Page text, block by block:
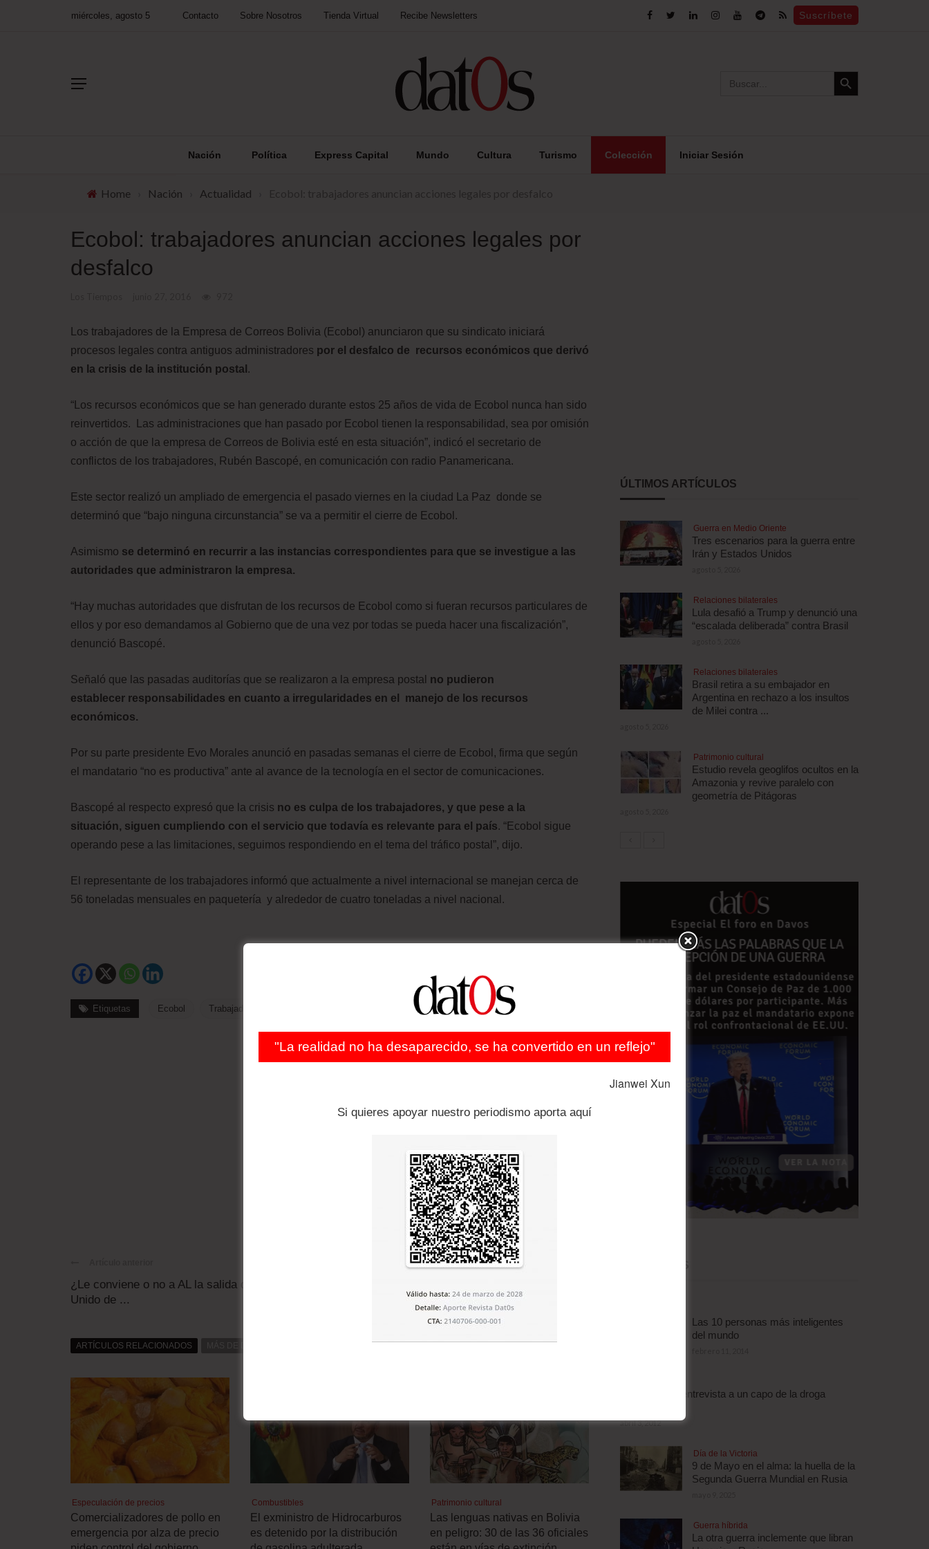
miércoles, agosto 5 Contacto Sobre Nosotros Tienda Virtual Recibe Newsletters Suscríbete
for:
Search Button
Nación Política Express Capital Mundo Cultura Turismo Colección Iniciar Sesión
Home Nación Actualidad
Ecobol: trabajadores anuncian acciones legales por
desfalco
Los trabajadores de la Empresa de Correos Bolivia (Ecobol) anunciaron que su sindicato iniciará
procesos legales contra antiguos administradores por el desfalco de recursos económicos que derivó
en la crisis de la institución postal .
“Los recursos económicos que se han generado durante estos 25 años de vida de Ecobol nunca han sido
reinvertidos. Las administraciones que han pasado por Ecobol tienen la responsabilidad, sea por omisión
o acción de que la empresa de Correos de Bolivia esté en esta situación”, indicó el secretario de
conflictos de los trabajadores, Rubén Bascopé, en comunicación con radio Panamericana.
Este sector realizó un ampliado de emergencia el pasado viernes en la ciudad La Paz donde se
determinó que “bajo ninguna circunstancia” se va a permitir el cierre de Ecobol.
Asimismo se determinó en recurrir a las instancias correspondientes para que se investigue a las
autoridades que administraron la empresa.
“Hay muchas autoridades que disfrutan de los recursos de Ecobol como si fueran recursos particulares de
ellos y por eso demandamos al Gobierno que de una vez por todas se pueda hacer una fiscalización”,
denunció Bascopé.
Señaló que las pasadas auditorías que se realizaron a la empresa postal no pudieron
establecer responsabilidades en cuanto a irregularidades en el manejo de los recursos
económicos.
Por su parte presidente Evo Morales anunció en pasadas semanas el cierre de Ecobol, firma que según
el mandatario “no es productiva” ante al avance de la tecnología en el sector de comunicaciones.
Bascopé al respecto expresó que la crisis no es culpa de los trabajadores, y que pese a la
situación, siguen cumpliendo con el servicio que todavía es relevante para el país. “Ecobol sigue
operando pese a las limitaciones, seguimos respondiendo en el tema del tráfico postal”, dijo.
El representante de los trabajadores informó que actualmente a nivel internacional se manejan cerca de
56 toneladas mensuales en paquetería y alrededor de cuatro toneladas a nivel nacional.
Etiquetas Ecobol Trabajadores
¿Le conviene o no a AL la salida del Reino
Unido de ...
Artículo siguiente
reservas de gas
ARTÍCULOS RELACIONADOS
Especulación de precios
Comercializadores de pollo en
emergencia por alza de precio
Combustibles
El exministro de Hidrocarburos
es detenido por la distribución
Patrimonio cultural
Las lenguas nativas en Bolivia
en peligro: 30 de las 36 oficiales
ÚLTIMOS ARTÍCULOS
Guerra en Medio Oriente
Tres escenarios para la guerra entre
Irán y Estados Unidos
Relaciones bilaterales
Lula desafió a Trump y denunció una
“escalada deliberada” contra Brasil
Relaciones bilaterales
Brasil retira a su embajador en
Argentina en rechazo a los insultos
de Milei contra ...
Patrimonio cultural
Estudio revela geoglifos ocultos en la
Amazonia y revive paralelo con
geometría de Pitágoras
Las 10 personas más inteligentes
del mundo
Escalofriante entrevista a un capo de la droga
abril 3, 2012
Día de la Victoria
9 de Mayo en el alma: la huella de la
Segunda Guerra Mundial en Rusia
Guerra híbrida
La otra guerra inclemente que libran
"La realidad no ha desaparecido, se ha convertido en un reflejo"
Jianwei Xun
Si quieres apoyar nuestro periodismo aporta aquí